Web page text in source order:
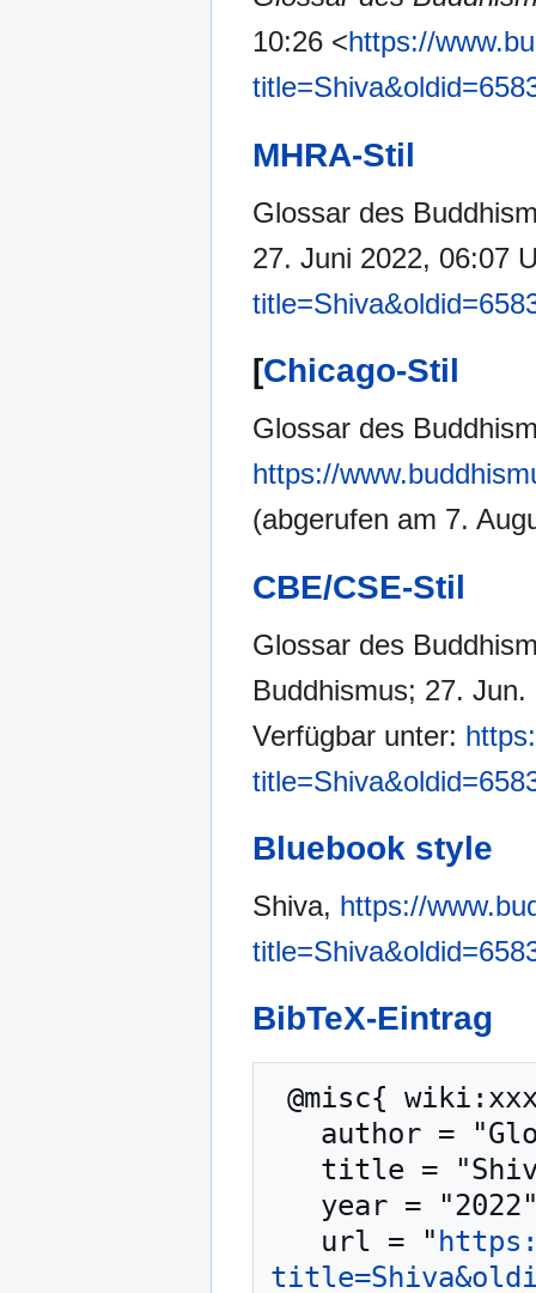
10:26 <https://
MHRA-Stil
Glossar des
27. Juni 2022, 06:07
[Chicago-Stil
Glossar des
https://
(abgerufen am 7.
CBE/CSE-Stil
Glossar des
Buddhismus; 27.
Verfügbar unter:
Bluebook style
Shiva, https://
BibTeX-Eintrag
   url = "